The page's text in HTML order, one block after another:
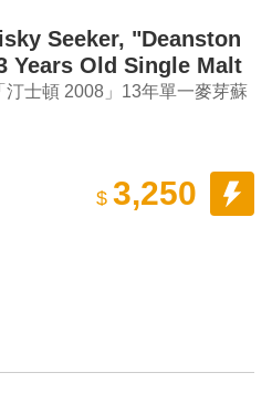
Seeker, "Deanston
Years Old Single Malt
汀士頓 2008」13年單一麥芽蘇
$ 3,250